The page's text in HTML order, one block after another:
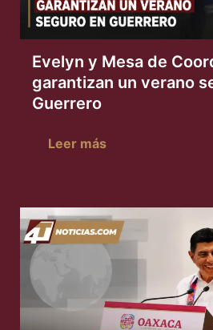
Evelyn y Mesa de
garantizan un verano
Guerrero
Leer más